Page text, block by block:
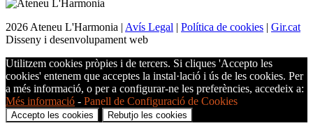
2026 Ateneu L'Harmonia | Avís Legal | Política de cookies | Gir.cat
Disseny i desenvolupament web
Utilitzem cookies pròpies i de tercers. Si cliques 'Accepto les
cookies' entenem que acceptes la instal·lació i ús de les cookies. Per
a més informació, o per a configurar-ne les preferències, accedeix a:
Més informació - Panell de Configuració de Cookies
Accepto les cookies Rebutjo les cookies